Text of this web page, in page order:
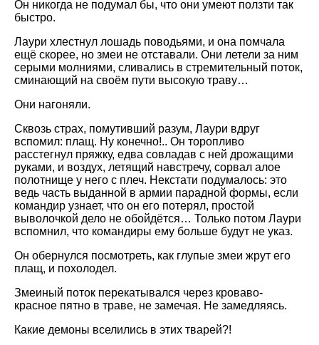
Он никогда не подумал бы, что они умеют ползти так
быстро.
Лаури хлестнул лошадь поводьями, и она помчала
ещё скорее, но змеи не отставали. Они летели за ним
серыми молниями, сливались в стремительный поток,
сминающий на своём пути высокую траву…
Они нагоняли.
Сквозь страх, помутивший разум, Лаури вдруг
вспомил: плащ. Ну конечно!.. Он торопливо
расстегнул пряжку, едва совладав с ней дрожащими
руками, и воздух, летящий навстречу, сорвал алое
полотнище у него с плеч. Некстати подумалось: это
ведь часть выданной в армии парадной формы, если
командир узнает, что он его потерял, простой
выволочкой дело не обойдётся… Только потом Лаури
вспомнил, что командиры ему больше будут не указ.
Он обернулся посмотреть, как глупые змеи жрут его
плащ, и похолодел.
Змеиный поток перекатывался через кроваво-
красное пятно в траве, не замечая. Не замедляясь.
Какие демоны вселились в этих тварей?!